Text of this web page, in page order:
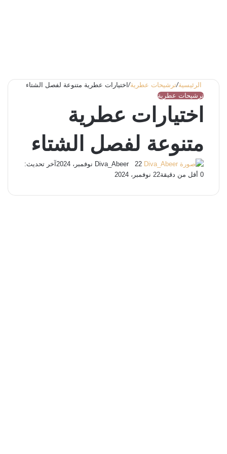
الرئيسية/ترشيحات عطرية/اختيارات عطرية متنوعة لفصل الشتاء
ترشيحات عطرية
اختيارات عطرية
متنوعة لفصل الشتاء
Diva_Abeer
تابع
على
أرسل
بريدا
22 نوفمبر، 2024
آخر تحديث:
22 نوفمبر، 2024
0 أقل من دقيقة